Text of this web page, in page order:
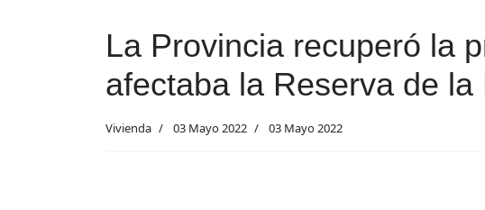
La Provincia recuperó la
afectaba la Reserva de
Vivienda 03 Mayo 2022 03 Mayo 2022